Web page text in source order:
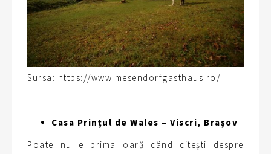
Sursa: https://www.mesendorfgasthaus.ro/
Casa Prințul de Wales – Viscri, Brașov
Poate nu e prima oară când citești despre